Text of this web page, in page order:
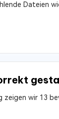
Dateien
zeigen wir 13